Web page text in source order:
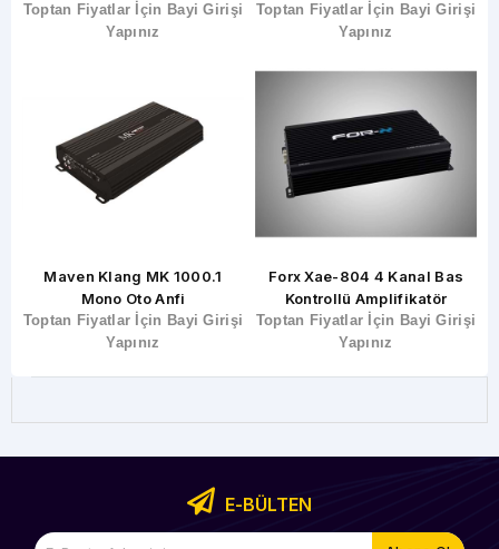
Fiyatlar İçin Bayi Girişi
Klang MK 1000.1
Mono Oto Anfi
Fiyatlar İçin Bayi Girişi
Toptan Fiyatlar İçin Bayi Girişi
Forx Xae-804 4 Kanal Bas
Kontrollü Amplifikatör
Toptan Fiyatlar İçin Bayi Girişi
Toptan
Edison
Toptan
E-BÜLTEN